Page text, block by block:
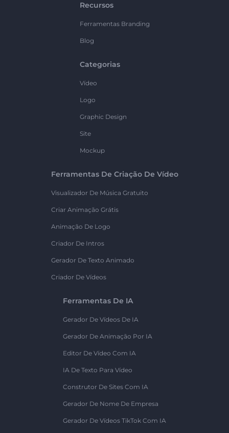
Recursos
Ferramentas Branding
Blog
Categorias
Vídeo
Logo
Graphic Design
Site
Mockup
Ferramentas De Criação De Vídeo
Visualizador De Música Gratuito
Criar Animação Grátis
Animação De Logo
Criador De Intros
Gerador De Texto Animado
Criador De Vídeos
Ferramentas De IA
Gerador De Vídeos De IA
Gerador De Animação Por IA
Editor De Vídeo Com IA
IA De Texto Para Vídeo
Construtor De Sites Com IA
Gerador De Nome De Empresa
Gerador De Vídeos TikTok Com IA